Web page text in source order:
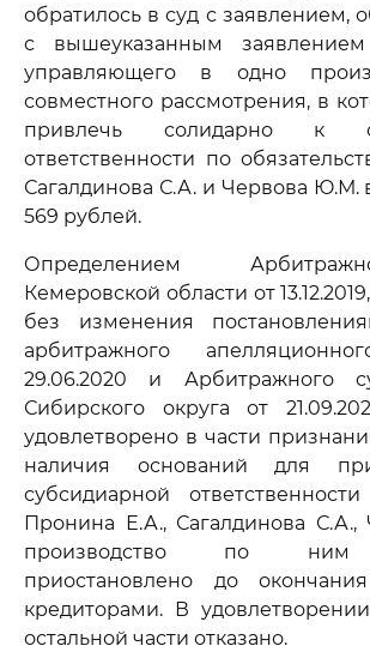
обратилось в суд с заявлением,
с вышеуказанным заявлением
управляющего в одно
совместного рассмотрения, в
привлечь солидарно к
ответственности по
Сагалдинова С.А. и Червова Ю.М.
569 рублей.
Определением
Кемеровской области от
без изменения
арбитражного
29.06.2020 и Арбитражного
Сибирского округа от
удовлетворено в части
наличия оснований для
субсидиарной
Пронина Е.А., Сагалдинова
производство по ним
приостановлено до
кредиторами. В
остальной части отказано.